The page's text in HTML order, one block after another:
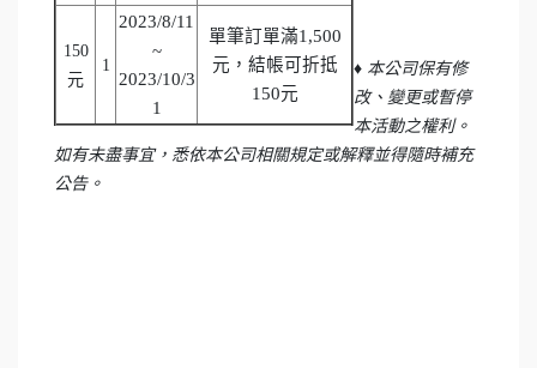
150
元
1
2023/8/11
~
2023/10/3
1
單筆訂單滿1,500
元，結帳可折抵
150元
♦ 本公司保有修
改、變更或暫停
本活動之權利。
如有未盡事宜，悉依本公司相關規定或解釋並得隨時補充
公告。